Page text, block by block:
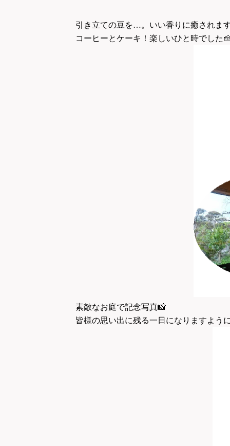
引き立ての豆を…。いい香りに癒されま
コーヒーとケーキ！楽しいひと時でした
素敵なお庭で記念写真📸
皆様の思い出に残る一日になりますよう